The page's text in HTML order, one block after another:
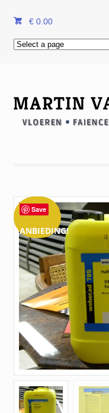
€ 0.00
AANBIEDING!
Save